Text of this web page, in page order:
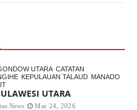
UTARA CATATAN
KEPULAUAN TALAUD MANADO
UTARA
News Mar 24, 2026